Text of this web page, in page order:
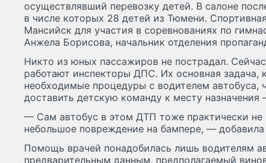
осуществлявший перевозку детей. В салоне
в числе которых 28 детей из Тюмени.
Мансийск для участия в соревнованиях по
Анжела Борисова, начальник отделения
Никто из юных пассажиров не пострадал.
работают инспекторы ДПС. Их основная задача,
необходимые процедуры с водителем автобуса,
доставить детскую команду к месту
— Сам автобус в этом ДТП тоже практически не
небольшое повреждение на бампере, —
Помощь врачей понадобилась лишь водителям
предварительным данным, предполагаемый